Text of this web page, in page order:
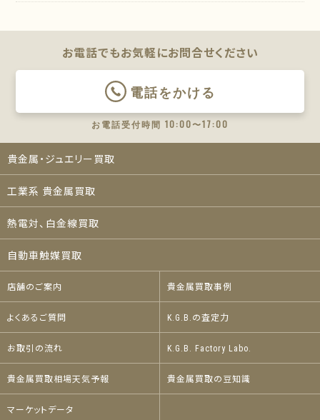
お電話でもお気軽にお問合せください
電話をかける
お電話受付時間 10:00〜17:00
貴金属・ジュエリー買取
工業系 貴金属買取
熱電対、白金線買取
自動車触媒買取
店舗のご案内 貴金属買取事例
よくあるご質問 K.G.B.の査定力
お取引の流れ K.G.B. Factory Labo.
貴金属買取相場天気予報 貴金属買取の豆知識
マーケットデータ